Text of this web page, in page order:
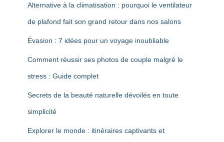
Alternative à la climatisation : pourquoi le ventilateur
de plafond fait son grand retour dans nos salons
Évasion : 7 idées pour un voyage inoubliable
Comment réussir ses photos de couple malgré le
stress : Guide complet
Secrets de la beauté naturelle dévoilés en toute
simplicité
Explorer le monde : itinéraires captivants et